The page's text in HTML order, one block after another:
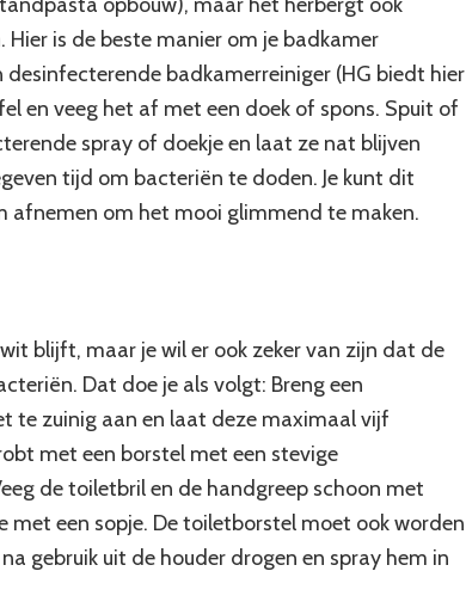
is de beste manier om je badkamer
badkamerreiniger (HG biedt hier
en veeg het af met een doek of spons. Spuit of
spray of doekje en laat ze nat blijven
tijd om bacteriën te doden. Je kunt dit
afnemen om het mooi glimmend te maken.
blijft, maar je wil er ook zeker van zijn dat de
Dat doe je als volgt: Breng een
te zuinig aan en laat deze maximaal vijf
met een borstel met een stevige
de toiletbril en de handgreep schoon met
met een sopje. De toiletborstel moet ook worden
gebruik uit de houder drogen en spray hem in